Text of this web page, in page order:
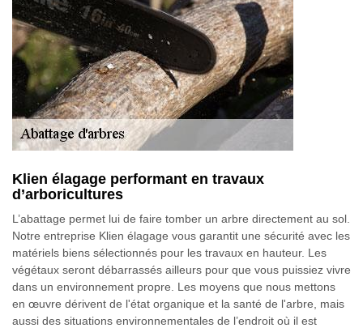
Klien élagage performant en travaux
d’arboricultures
L’abattage permet lui de faire tomber un arbre directement au sol.
Notre entreprise Klien élagage vous garantit une sécurité avec les
matériels biens sélectionnés pour les travaux en hauteur. Les
végétaux seront débarrassés ailleurs pour que vous puissiez vivre
dans un environnement propre. Les moyens que nous mettons
en œuvre dérivent de l'état organique et la santé de l'arbre, mais
aussi des situations environnementales de l’endroit où il est